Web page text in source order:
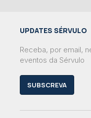
UPDATES SÉRVULO
Receba, por email,
eventos da Sérvulo
SUBSCREVA